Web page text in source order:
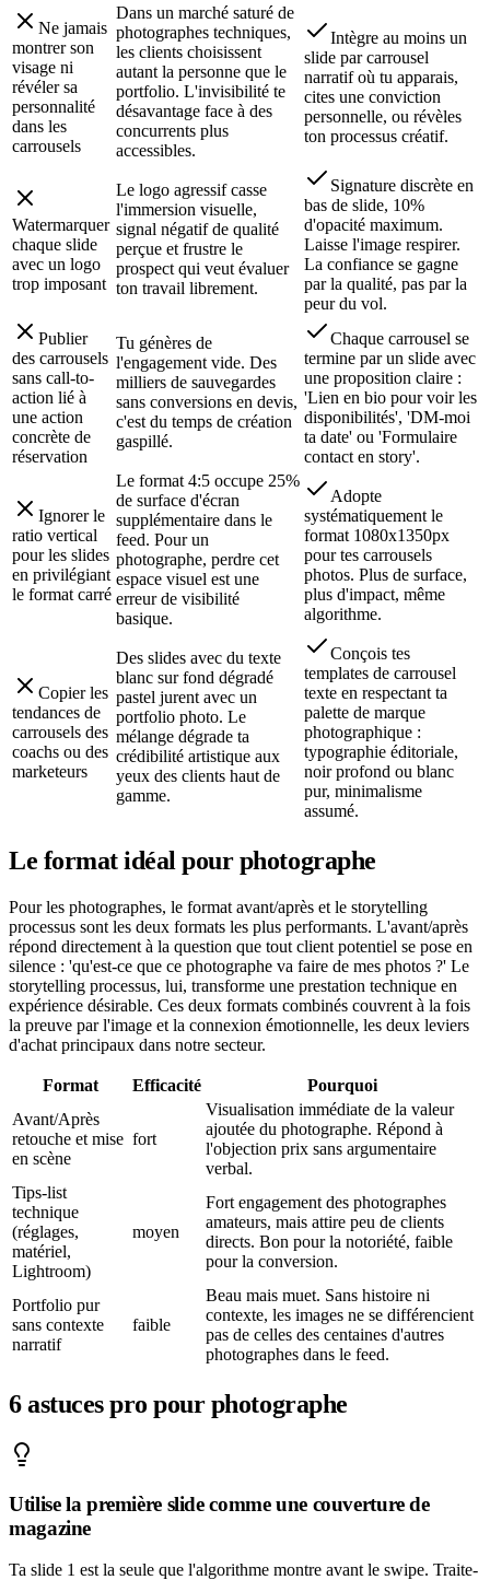
Ne jamais
montrer son
visage ni
révéler sa
personnalité
dans les
carrousels
Dans un marché saturé de
photographes techniques,
les clients choisissent
autant la personne que le
portfolio. L'invisibilité te
désavantage face à des
concurrents plus
accessibles.
Intègre au moins un
slide par carrousel
narratif où tu apparais,
cites une conviction
personnelle, ou révèles
ton processus créatif.
Watermarquer
chaque slide
avec un logo
trop imposant
Le logo agressif casse
l'immersion visuelle,
signal négatif de qualité
perçue et frustre le
prospect qui veut évaluer
ton travail librement.
Signature discrète en
bas de slide, 10%
d'opacité maximum.
Laisse l'image respirer.
La confiance se gagne
par la qualité, pas par la
peur du vol.
Publier
des carrousels
sans call-to-
action lié à
une action
concrète de
réservation
Tu génères de
l'engagement vide. Des
milliers de sauvegardes
sans conversions en devis,
c'est du temps de création
gaspillé.
Chaque carrousel se
termine par un slide avec
une proposition claire :
'Lien en bio pour voir les
disponibilités', 'DM-moi
ta date' ou 'Formulaire
contact en story'.
Ignorer le
ratio vertical
pour les slides
en privilégiant
le format carré
Le format 4:5 occupe 25%
de surface d'écran
supplémentaire dans le
feed. Pour un
photographe, perdre cet
espace visuel est une
erreur de visibilité
basique.
Adopte
systématiquement le
format 1080x1350px
pour tes carrousels
photos. Plus de surface,
plus d'impact, même
algorithme.
Copier les
tendances de
carrousels des
coachs ou des
marketeurs
Des slides avec du texte
blanc sur fond dégradé
pastel jurent avec un
portfolio photo. Le
mélange dégrade ta
crédibilité artistique aux
yeux des clients haut de
gamme.
Conçois tes
templates de carrousel
texte en respectant ta
palette de marque
photographique :
typographie éditoriale,
noir profond ou blanc
pur, minimalisme
assumé.
Le format idéal pourphotographe
Pour les photographes, le format avant/après et le storytelling
processus sont les deux formats les plus performants. L'avant/après
répond directement à la question que tout client potentiel se pose en
silence : 'qu'est-ce que ce photographe va faire de mes photos ?' Le
storytelling processus, lui, transforme une prestation technique en
expérience désirable. Ces deux formats combinés couvrent à la fois
la preuve par l'image et la connexion émotionnelle, les deux leviers
d'achat principaux dans notre secteur.
Format Efficacité
Pourquoi
Avant/Après
retouche et mise
en scène
fort
Visualisation immédiate de la valeur
ajoutée du photographe. Répond à
l'objection prix sans argumentaire
verbal.
Tips-list
technique
(réglages,
matériel,
Lightroom)
moyen
Fort engagement des photographes
amateurs, mais attire peu de clients
directs. Bon pour la notoriété, faible
pour la conversion.
Portfolio pur
sans contexte
narratif
faible
Beau mais muet. Sans histoire ni
contexte, les images ne se différencient
pas de celles des centaines d'autres
photographes dans le feed.
6astuces pro pourphotographe
Utilise la première slide comme une couverture de
magazine
Ta slide 1 est la seule que l'algorithme montre avant le swipe. Traite-